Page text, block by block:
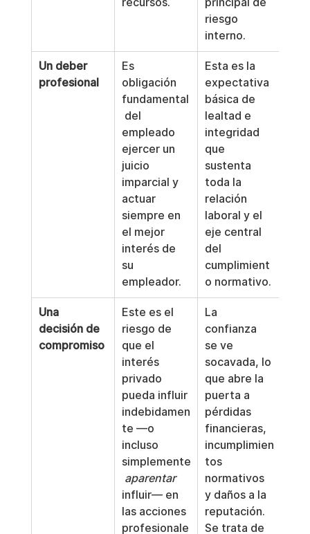
riesgo
interno.
Un deber
profesional
Es
obligación
fundamental
del
empleado
ejercer un
juicio
imparcial y
actuar
siempre en
el mejor
interés de
su
empleador.
Esta es la
expectativa
básica de
lealtad e
integridad
que
sustenta
toda la
relación
laboral y el
eje central
del
cumplimient
o normativo.
Una
decisión de
compromiso
Este es el
riesgo de
que el
interés
privado
pueda influir
indebidamen
te —o
incluso
simplemente
aparentar
influir— en
las acciones
profesionale
La
confianza
se ve
socavada, lo
que abre la
puerta a
pérdidas
financieras,
incumplimien
tos
normativos
y daños a la
reputación.
Se trata de